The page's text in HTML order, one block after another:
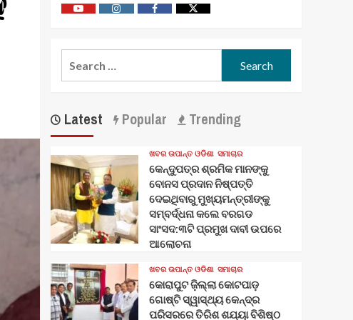
YoutubeVimeo FacebookTwitter
Latest Popular Trending
ଖବର ଉପାନ୍ତ ଓଡିଶା ସମାଚାର
କେନ୍ଦୁପତ୍ର ଶ୍ରମିକ ମାନଙ୍କୁ
ବୋନସ ପ୍ରଦାନ ନିଷ୍ପତ୍ତି
ଦେଇଥିବାରୁ ମୁଖ୍ୟମନ୍ତ୍ରୀଙ୍କୁ
ସମ୍ବର୍ଦ୍ଧନା କଲେ ବରଗଡ
ସାଂସଦ:୩ଟି ପ୍ରମୁଖ ଦାବୀ ଉପରେ
ଆଲୋଚନା
ଖବର ଉପାନ୍ତ ଓଡିଶା ସମାଚାର
କୋରାପୁଟ ଜ଼ିଲ୍ଲା କୋଟପାଡ଼
ଗୋଷ୍ଟି ସ୍ୱାସ୍ଥ୍ୟ କେନ୍ଦ୍ର
ପରିସରରେ ତିରିଶ ଶଯ୍ୟା ବିଶିଷ୍ଠ